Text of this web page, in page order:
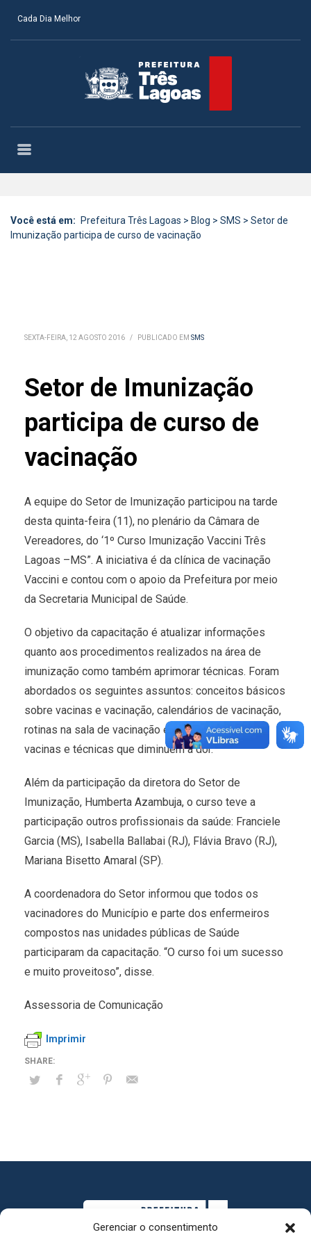
Gerenciar o consentimento
Cada Dia Melhor
Você está em: Prefeitura Três Lagoas > Blog > SMS > Setor de
Imunização participa de curso de vacinação
SEXTA-FEIRA, 12 AGOSTO 2016 / PUBLICADO EM SMS
Setor de Imunização
participa de curso de
vacinação
A equipe do Setor de Imunização participou na tarde
desta quinta-feira (11), no plenário da Câmara de
Vereadores, do ‘1º Curso Imunização Vaccini Três
Lagoas –MS”. A iniciativa é da clínica de vacinação
Vaccini e contou com o apoio da Prefeitura por meio
da Secretaria Municipal de Saúde.
O objetivo da capacitação é atualizar informações
quanto aos procedimentos realizados na área de
imunização como também aprimorar técnicas. Foram
abordados os seguintes assuntos: conceitos básicos
sobre vacinas e vacinação, calendários de vacinação,
rotinas na sala de vacinação e administração de
vacinas e técnicas que diminuem a dor.
Além da participação da diretora do Setor de
Imunização, Humberta Azambuja, o curso teve a
participação outros profissionais da saúde: Franciele
Garcia (MS), Isabella Ballabai (RJ), Flávia Bravo (RJ),
Mariana Bisetto Amaral (SP).
A coordenadora do Setor informou que todos os
vacinadores do Município e parte dos enfermeiros
compostos nas unidades públicas de Saúde
participaram da capacitação. “O curso foi um sucesso
e muito proveitoso”, disse.
Assessoria de Comunicação
Imprimir